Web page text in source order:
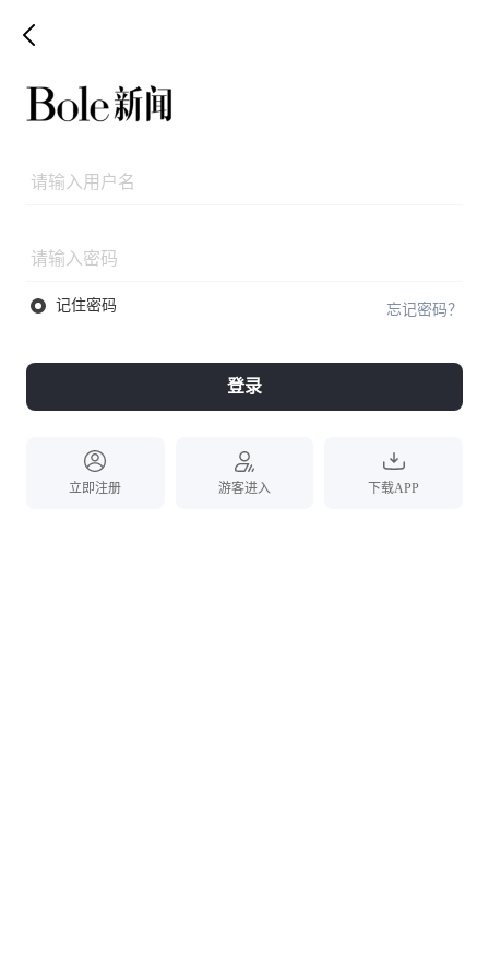
记住密码 忘记密码？
登录
立即注册 游客进入 下载APP